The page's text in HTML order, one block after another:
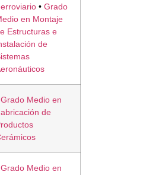
• Grado
en Montaje
Estructuras e
de
Grado Medio en
de
Grado Medio en